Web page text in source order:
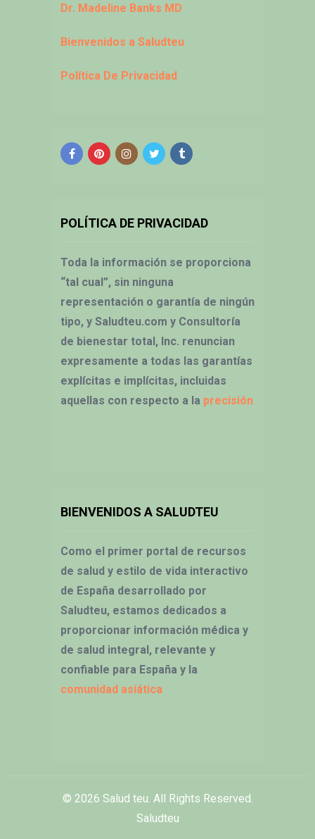
Dr. Madeline Banks MD
Bienvenidos a Saludteu
Política De Privacidad
POLÍTICA DE PRIVACIDAD
Toda la información se proporciona
“tal cual”, sin ninguna
representación o garantía de ningún
tipo, y Saludteu.com y Consultoría
de bienestar total, Inc. renuncian
expresamente a todas las garantías
explícitas e implícitas, incluidas
aquellas con respecto a la precisión
BIENVENIDOS A SALUDTEU
Como el primer portal de recursos
de salud y estilo de vida interactivo
de España desarrollado por
Saludteu, estamos dedicados a
proporcionar información médica y
de salud integral, relevante y
confiable para España y la
comunidad asiática
© 2026 Salud teu . All Rights Reserved.
Saludteu